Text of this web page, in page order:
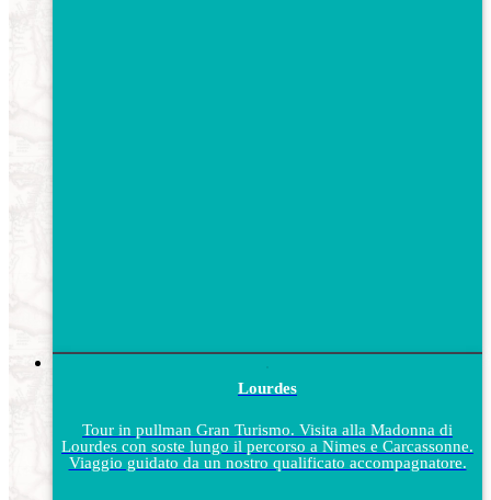
Lourdes
Tour in pullman Gran Turismo. Visita alla Madonna di
Lourdes con soste lungo il percorso a Nimes e Carcassonne.
Viaggio guidato da un nostro qualificato accompagnatore.